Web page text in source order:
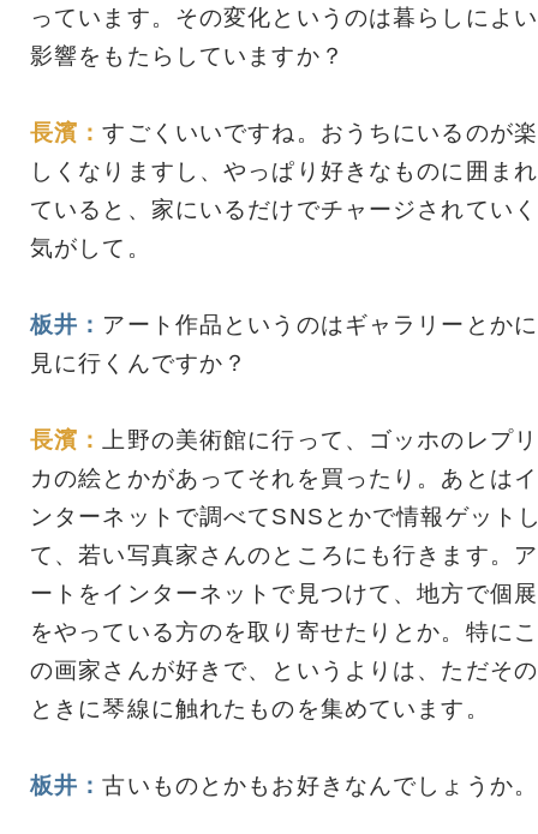
っています。その変化というのは暮らしによい
影響をもたらしていますか？
長濱：すごくいいですね。おうちにいるのが楽
しくなりますし、やっぱり好きなものに囲まれ
ていると、家にいるだけでチャージされていく
気がして。
板井： アート作品というのはギャラリーとかに
見に行くんですか？
長濱：
上野の美術館に行って、ゴッホのレプリ
カの絵とかがあってそれを買ったり。あとはイ
ンターネットで調べてSNSとかで情報ゲット
て、若い写真家さんのところにも行きます。ア
ートをインターネットで見つけて、地方で個展
をやっている方のを取り寄せたりとか。特にこ
の画家さんが好きで、というよりは、ただその
ときに琴線に触れたものを集めています。
板井：古いものとかもお好きなんでしょうか。